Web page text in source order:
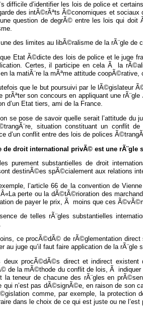
difficile d’identifier les lois de police et
des intÃ©rÃªts Ã©conomiques et sociaux
question de degrÃ© entre les lois qui
des limites au libÃ©ralisme de la rÃ¨gle
Etat Ã©dicte des lois de police et le juge
Certes, il participe en cela Ã la
la matiÃ¨re la mÃªme attitude
que le but poursuivi par le lÃ©gislateur
prÃªter son concours en appliquant une
d’un Etat tiers, ami de la France.
se pose de savoir quelle serait l’attitude du
situation constituant un conflit
d’un conflit entre des lois de polices
de droit international privÃ© est une rÃ¨gle
purement substantielles de droit
destinÃ©es spÃ©cialement aux relations
l’article 66 de la convention de
perte ou la dÃ©tÃ©rioration des
de payer le prix, Ã moins que ces
de telles rÃ¨gles substantielles
ce procÃ©dÃ© de rÃ©glementation
au juge qu’il faut faire application de la rÃ¨gle
deux procÃ©dÃ©s direct et indirect
de la mÃ©thode du conflit de lois, Ã
la teneur de chacune des rÃ¨gles en
qui n’est pas dÃ©signÃ©e, en raison de son
comme, par exemple, la protection
dans le choix de ce qui est juste ou ne